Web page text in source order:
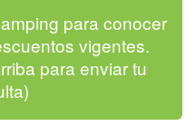
para conocer
vigentes.
para enviar tu